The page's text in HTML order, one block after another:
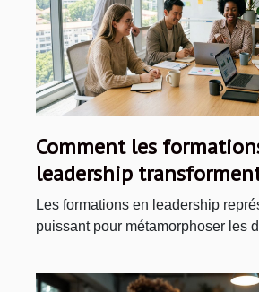
Comment les
leadership
équipes ?
Les formations en leadership
puissant pour métamorphoser les